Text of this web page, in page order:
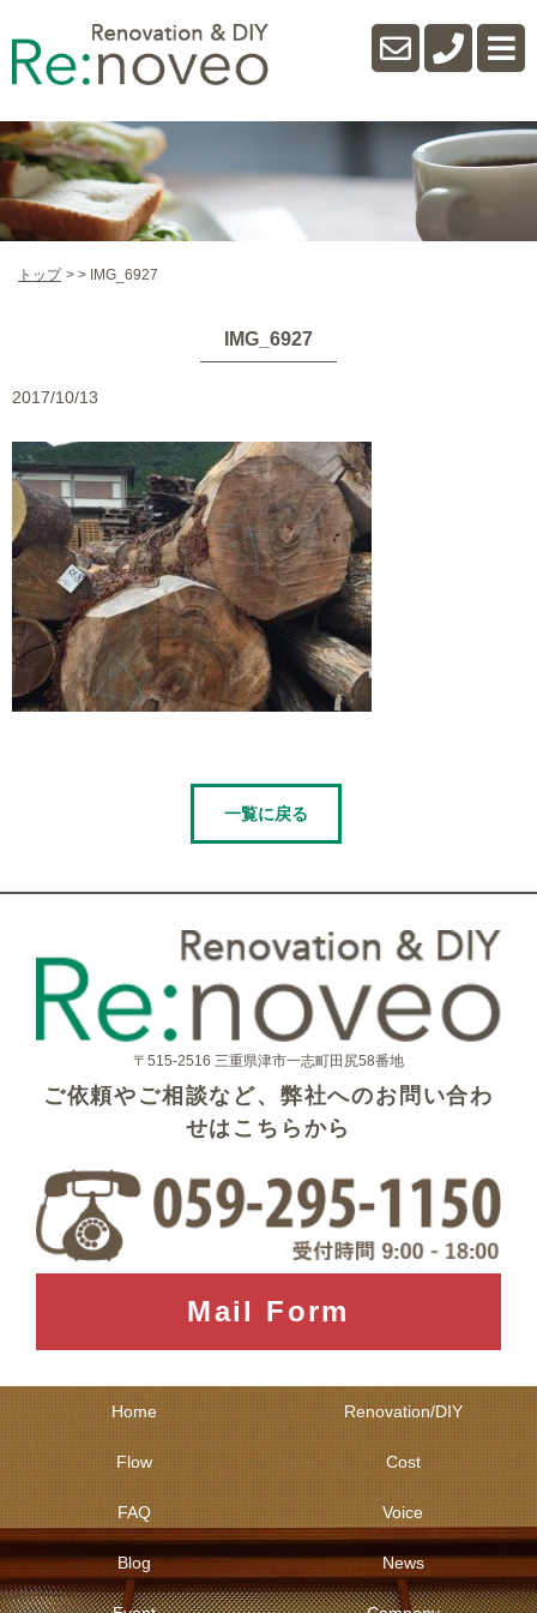
トップ IMG_6927
IMG_6927
2017/10/13
一覧に戻る
〒515-2516 三重県津市一志町田尻58番地
ご依頼やご相談など、弊社へのお問い合わ
せはこちらから
Mail Form
Home Renovation/DIY
Flow Cost
FAQ Voice
Blog News